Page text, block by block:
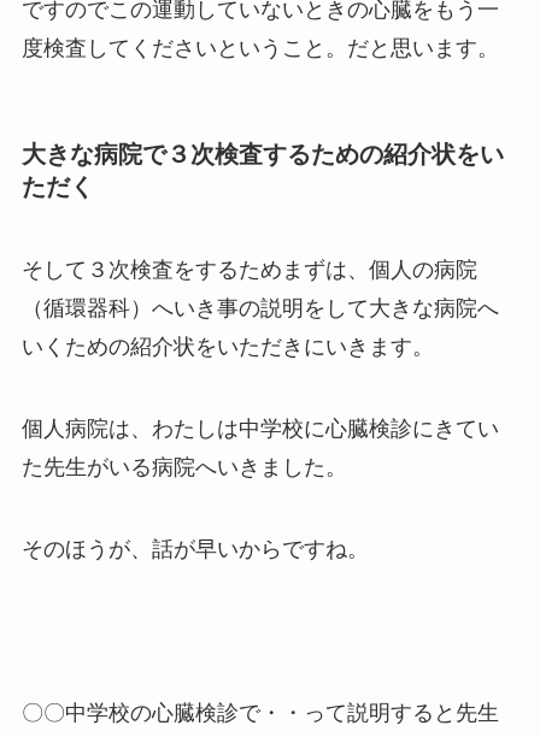
ですのでこの運動していないときの心臓をもう一
度検査してくださいということ。だと思います。
大きな病院で３次検査するための紹介状をい
ただく
そして３次検査をするためまずは、個人の病院
（循環器科）へいき事の説明をして大きな病院へ
いくための紹介状をいただきにいきます。
個人病院は、わたしは中学校に心臓検診にきてい
た先生がいる病院へいきました。
そのほうが、話が早いからですね。
〇〇中学校の心臓検診で・・って説明すると先生